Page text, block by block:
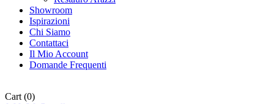
Showroom
Ispirazioni
Chi Siamo
Contattaci
Il Mio Account
Domande Frequenti
Cart (0)